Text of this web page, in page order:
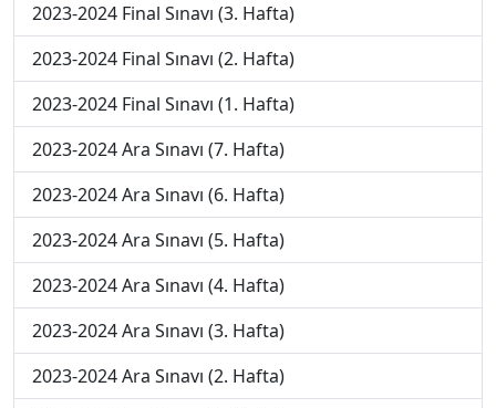
2023-2024 Final Sınavı (3. Hafta)
2023-2024 Final Sınavı (2. Hafta)
2023-2024 Final Sınavı (1. Hafta)
2023-2024 Ara Sınavı (7. Hafta)
2023-2024 Ara Sınavı (6. Hafta)
2023-2024 Ara Sınavı (5. Hafta)
2023-2024 Ara Sınavı (4. Hafta)
2023-2024 Ara Sınavı (3. Hafta)
2023-2024 Ara Sınavı (2. Hafta)